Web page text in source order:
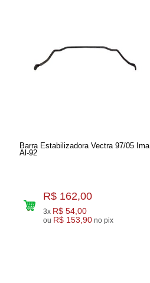
Barra Estabilizadora Vectra 97/05 Ima
Al-92
R$ 162,00
3x R$ 54,00
ou R$ 153,90 no pix